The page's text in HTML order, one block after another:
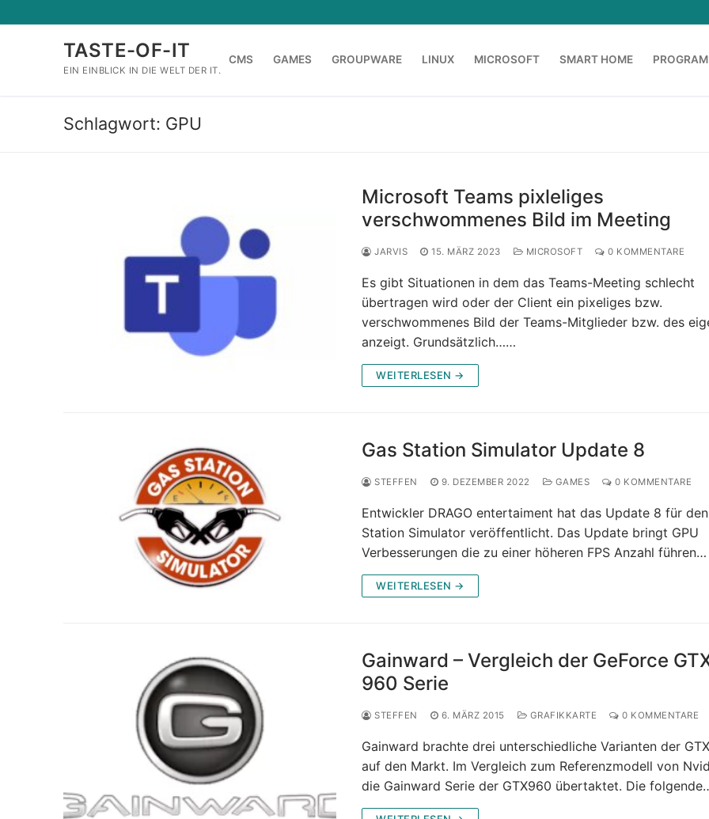
Inhalt
TASTE-OF-IT
EIN EINBLICK IN DIE WELT DER IT.
CMS GAMES GROUPWARE LINUX MICROSOFT SMART HOME
Schlagwort: GPU
Microsoft Teams pixleliges
verschwommenes Bild im Meeting
JARVIS 15. MÄRZ 2023 MICROSOFT 0 KOMMENTARE
Es gibt Situationen in dem das Teams-Meeting schlecht
übertragen wird oder der Client ein pixeliges bzw.
verschwommenes Bild der Teams-Mitglieder bzw. des
anzeigt. Grundsätzlich……
WEITERLESEN →
Gas Station Simulator Update 8
STEFFEN 9. DEZEMBER 2022 GAMES 0 KOMMENTARE
Entwickler DRAGO entertaiment hat das Update 8 für
Station Simulator veröffentlicht. Das Update bringt GPU
Verbesserungen die zu einer höheren FPS Anzahl führen…
WEITERLESEN →
Gainward – Vergleich der GeForce
960 Serie
STEFFEN 6. MÄRZ 2015 GRAFIKKARTE 0 KOMMENTARE
Gainward brachte drei unterschiedliche Varianten der
auf den Markt. Im Vergleich zum Referenzmodell von
die Gainward Serie der GTX960 übertaktet. Die